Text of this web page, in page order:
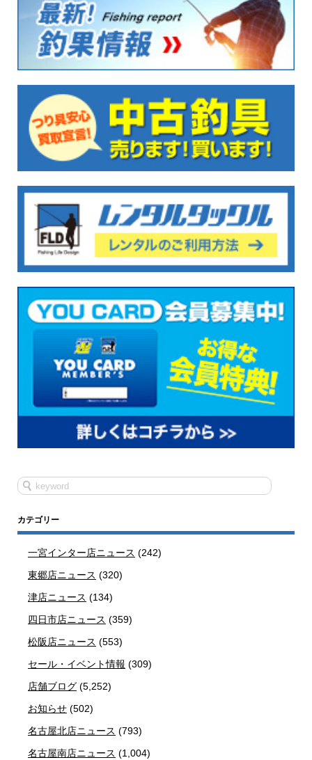
カテゴリー
一宮インター店ニュース (242)
東郷店ニュース (320)
津店ニュース (134)
四日市店ニュース (359)
松阪店ニュース (553)
セール・イベント情報 (309)
店舗ブログ (5,252)
お知らせ (502)
名古屋北店ニュース (793)
名古屋南店ニュース (1,004)